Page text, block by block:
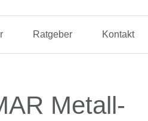
Ratgeber Kontakt
Metall-